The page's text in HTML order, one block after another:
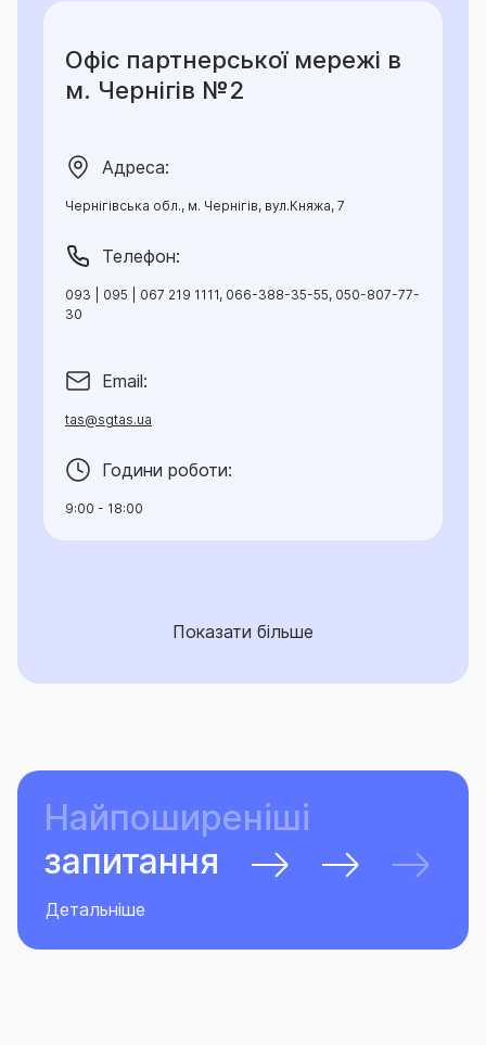
Офіс партнерської мережі в
м. Чернігів №2
Адреса:
Чернігівська обл., м. Чернігів, вул.Княжа, 7
Телефон:
093 | 095 | 067 219 1111, 066-388-35-55, 050-807-77-
30
Email:
tas@sgtas.ua
Години роботи:
9:00 - 18:00
Показати більше
Найпоширеніші
запитання
Детальніше